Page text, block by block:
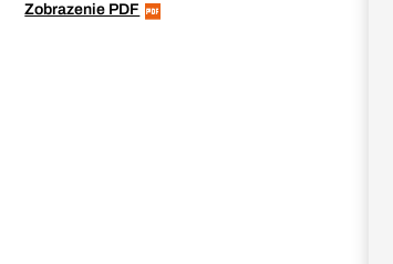
Zobrazenie PDF